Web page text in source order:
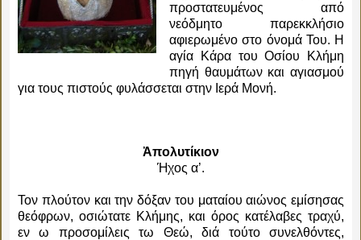
προστατευμένος από
νεόδμητο παρεκκλήσιο
αφιερωμένο στο όνομά Του. Η
αγία Κάρα του Οσίου Κλήμη
πηγή θαυμάτων και αγιασμού
για τους πιστούς φυλάσσεται στην Ιερά Μονή.
Ἀπολυτίκιον
Ήχος α’.
Τον πλούτον και την δόξαν του ματαίου αιώνος εμίσησας
θεόφρων, οσιώτατε Κλήμης, και όρος κατέλαβες τραχύ,
εν ω προσομίλεις τω Θεώ, διά τούτο συνελθόντες,